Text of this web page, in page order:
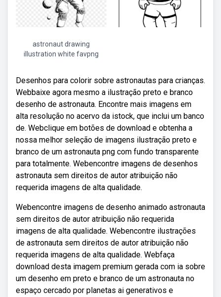
astronaut drawing
illustration white favpng
Desenhos para colorir sobre astronautas para crianças.
Webbaixe agora mesmo a ilustração preto e branco
desenho de astronauta. Encontre mais imagens em
alta resolução no acervo da istock, que inclui um banco
de. Webclique em botões de download e obtenha a
nossa melhor seleção de imagens ilustração preto e
branco de um astronauta png com fundo transparente
para totalmente. Webencontre imagens de desenhos
astronauta sem direitos de autor atribuição não
requerida imagens de alta qualidade.
Webencontre imagens de desenho animado astronauta
sem direitos de autor atribuição não requerida
imagens de alta qualidade. Webencontre ilustrações
de astronauta sem direitos de autor atribuição não
requerida imagens de alta qualidade. Webfaça
download desta imagem premium gerada com ia sobre
um desenho em preto e branco de um astronauta no
espaço cercado por planetas ai generativos e